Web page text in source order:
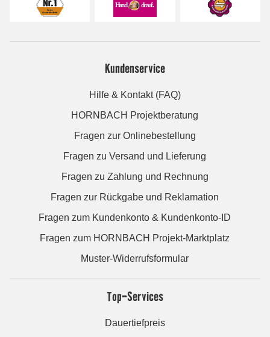
Kundenservice
Hilfe & Kontakt (FAQ)
HORNBACH Projektberatung
Fragen zur Onlinebestellung
Fragen zu Versand und Lieferung
Fragen zu Zahlung und Rechnung
Fragen zur Rückgabe und Reklamation
Fragen zum Kundenkonto & Kundenkonto-ID
Fragen zum HORNBACH Projekt-Marktplatz
Muster-Widerrufsformular
Top-Services
Dauertiefpreis